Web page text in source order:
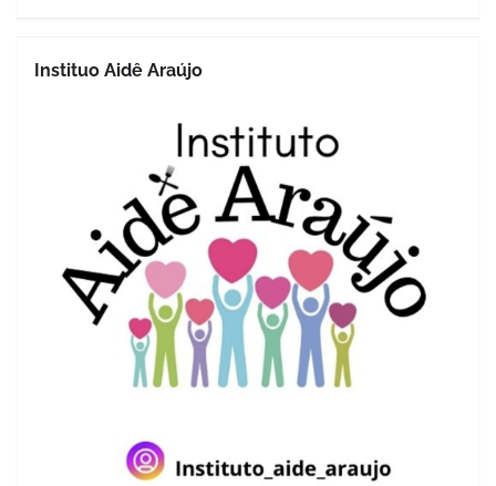
Instituo Aidê Araújo